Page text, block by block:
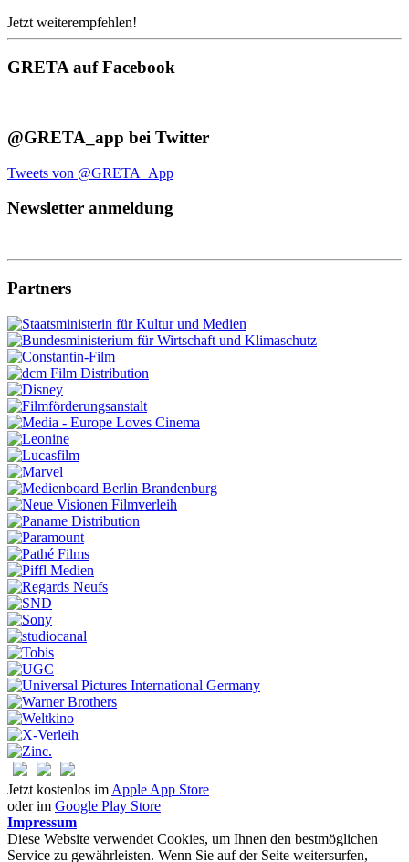
Jetzt weiterempfehlen!
GRETA auf Facebook
@GRETA_app bei Twitter
Tweets von @GRETA_App
Newsletter anmeldung
Partners
Jetzt kostenlos im Apple App Store
oder im Google Play Store
Impressum
Diese Website verwendet Cookies, um Ihnen den bestmöglichen
Service zu gewährleisten. Wenn Sie auf der Seite weitersurfen,